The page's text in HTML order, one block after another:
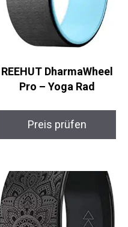
REEHUT DharmaWheel
Pro – Yoga Rad
Preis prüfen